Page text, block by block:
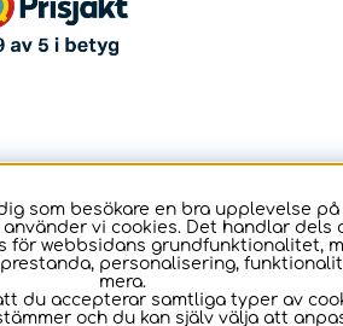
som besökare en bra upplevelse på
vi cookies. Det handlar dels
för webbsidans grundfunktionalitet,
personalisering,
mera.
du accepterar samtliga typer av
och du kan själv välja att